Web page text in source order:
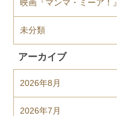
映画『マンマ・ミーア！』
未分類
アーカイブ
2026年8月
2026年7月